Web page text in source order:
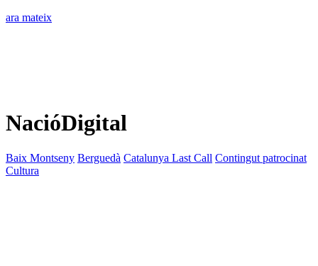
ara mateix
NacióDigital
Baix Montseny Berguedà Catalunya Last Call Contingut patrocinat
Cultura